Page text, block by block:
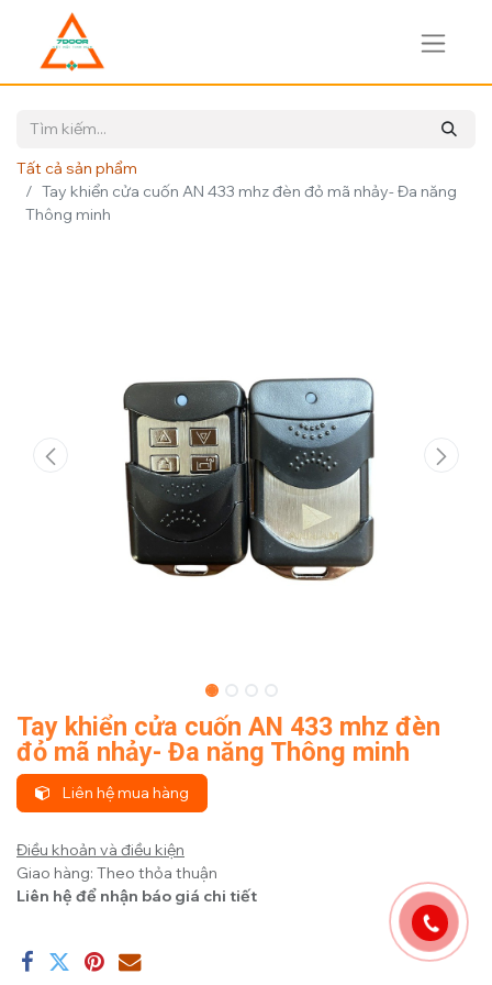
Tất cả sản phẩm
Tay khiển cửa cuốn AN 433 mhz đèn đỏ mã nhảy- Đa năng
Thông minh
Tay khiển cửa cuốn AN 433 mhz đèn
đỏ mã nhảy- Đa năng Thông minh
Liên hệ mua hàng
Điều khoản và điều kiện
Giao hàng: Theo thỏa thuận
Liên hệ để nhận báo giá chi tiết